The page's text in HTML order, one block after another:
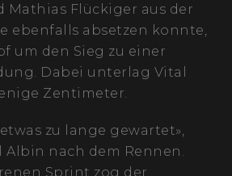
Mathias Flückiger aus der
ebenfalls absetzen konnte,
um den Sieg zu einer
Dabei unterlag Vital
Zentimeter.
zu lange gewartet»,
Albin nach dem Rennen.
Sprint zog der